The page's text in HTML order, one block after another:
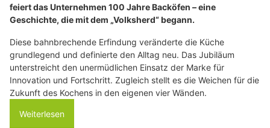
feiert das Unternehmen 100 Jahre Backöfen – eine
Geschichte, die mit dem „Volksherd“ begann.
Diese bahnbrechende Erfindung veränderte die Küche
grundlegend und definierte den Alltag neu. Das Jubiläum
unterstreicht den unermüdlichen Einsatz der Marke für
Innovation und Fortschritt. Zugleich stellt es die Weichen für die
Zukunft des Kochens in den eigenen vier Wänden.
Weiterlesen